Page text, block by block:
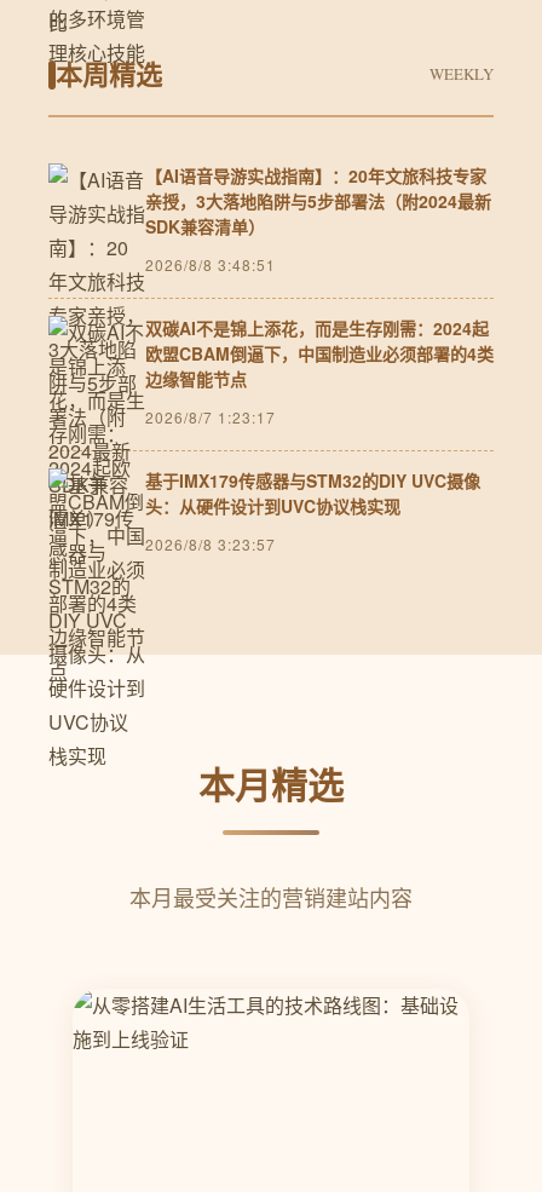
本周精选 WEEKLY
【AI语音导游实战指南】：20年文旅科技专家
亲授，3大落地陷阱与5步部署法（附2024最新
SDK兼容清单）
2026/8/8 3:48:51
双碳AI不是锦上添花，而是生存刚需：2024起
欧盟CBAM倒逼下，中国制造业必须部署的4类
边缘智能节点
2026/8/7 1:23:17
基于IMX179传感器与STM32的DIY UVC摄像
头：从硬件设计到UVC协议栈实现
2026/8/8 3:23:57
本月精选
本月最受关注的营销建站内容